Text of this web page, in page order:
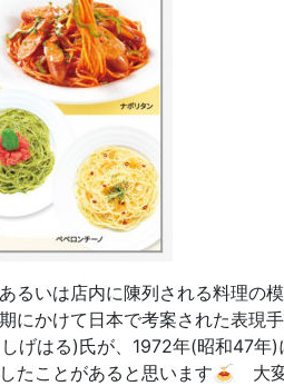
るいは店内に陳列される料理の
にかけて日本で考案された表現
げはる)氏が、1972年(昭和47年)
たことがあると思います🍝 大